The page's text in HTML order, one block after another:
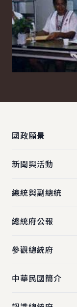
國政願景
新聞與活動
總統與副總統
總統府公報
參觀總統府
中華民國簡介